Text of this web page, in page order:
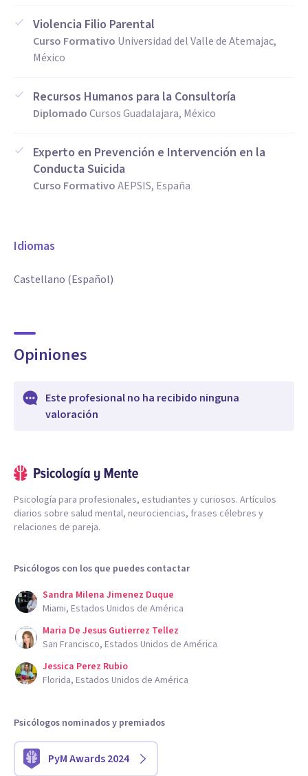
Violencia Filio Parental
Curso Formativo Universidad del Valle de Atemajac,
México
Recursos Humanos para la Consultoría
DiplomadoCursos Guadalajara, México
Experto en Prevención e Intervención en la
Conducta Suicida
Curso FormativoAEPSIS, España
Idiomas
Castellano (Español)
Opiniones
Este profesional no ha recibido ninguna
valoración
Psicología para profesionales, estudiantes y curiosos. Artículos
diarios sobre salud mental, neurociencias, frases célebres y
relaciones de pareja.
Psicólogos con los que puedes contactar
Sandra Milena Jimenez Duque
Miami, Estados Unidos de América
Maria De Jesus Gutierrez Tellez
San Francisco, Estados Unidos de América
Jessica Perez Rubio
Florida, Estados Unidos de América
Psicólogos nominados y premiados
PyM Awards 2024